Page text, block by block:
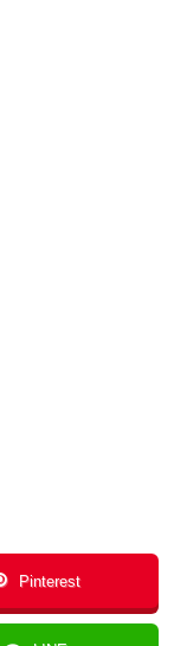
Pinterest